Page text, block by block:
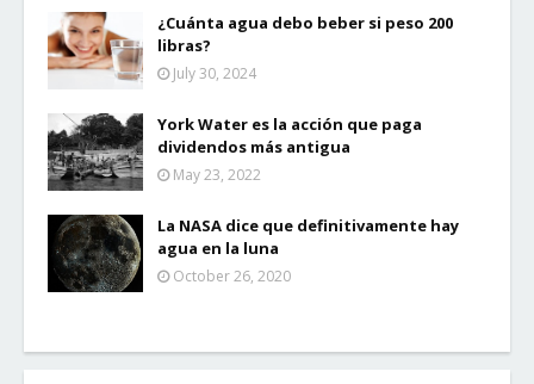
¿Cuánta agua debo beber si peso 200
libras?
July 30, 2024
York Water es la acción que paga
dividendos más antigua
May 23, 2022
La NASA dice que definitivamente hay
agua en la luna
October 26, 2020